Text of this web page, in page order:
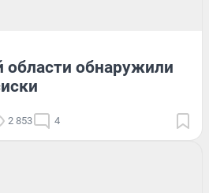
области обнаружили
2 853 4